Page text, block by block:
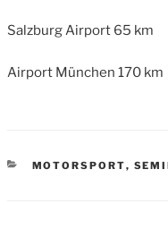
Salzburg Airport 65 km
Airport München 170 km
CATEGORIES
MOTORSPORT,